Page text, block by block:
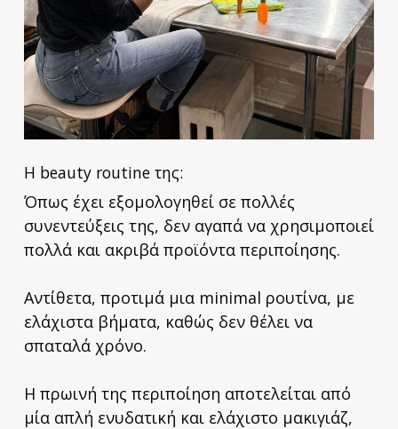
Η beauty routine της:
Όπως έχει εξομολογηθεί σε πολλές
συνεντεύξεις της, δεν αγαπά να χρησιμοποιεί
πολλά και ακριβά προϊόντα περιποίησης.
Αντίθετα, προτιμά μια minimal ρουτίνα, με
ελάχιστα βήματα, καθώς δεν θέλει να
σπαταλά χρόνο.
Η πρωινή της περιποίηση αποτελείται από
μία απλή ενυδατική και ελάχιστο μακιγιάζ,